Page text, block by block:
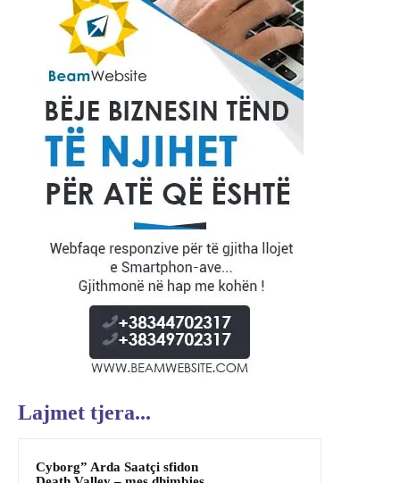
Lajmet tjera...
Cyborg” Arda Saatçi sfidon